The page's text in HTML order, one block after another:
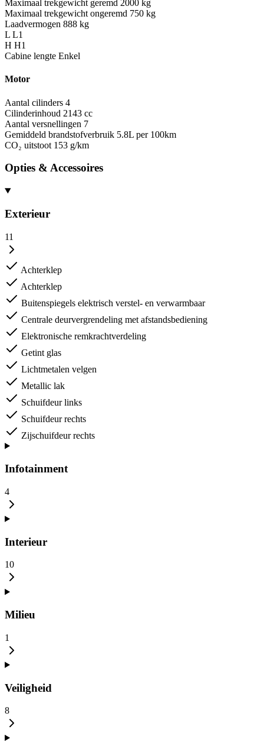
Maximaal trekgewicht geremd 2000 kg
Maximaal trekgewicht ongeremd 750 kg
Laadvermogen 888 kg
L L1
H H1
Cabine lengte Enkel
Motor
Aantal cilinders 4
Cilinderinhoud 2143 cc
Aantal versnellingen 7
Gemiddeld brandstofverbruik 5.8L per 100km
CO₂ uitstoot 153 g/km
Opties & Accessoires
Exterieur
11
Achterklep
Achterklep
Buitenspiegels elektrisch verstel- en verwarmbaar
Centrale deurvergrendeling met afstandsbediening
Elektronische remkrachtverdeling
Getint glas
Lichtmetalen velgen
Metallic lak
Schuifdeur links
Schuifdeur rechts
Zijschuifdeur rechts
Infotainment
4
Interieur
10
Milieu
1
Veiligheid
8